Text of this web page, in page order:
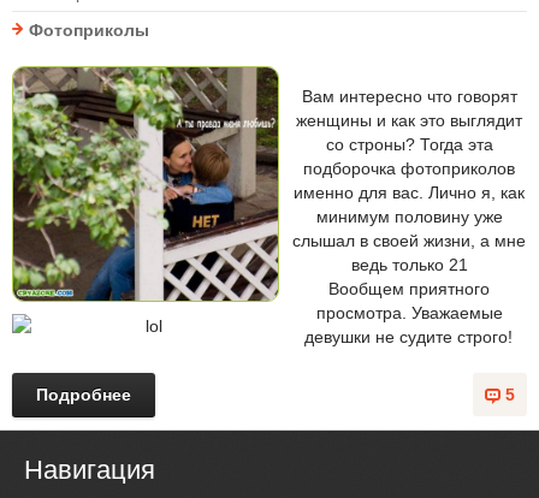
Фотоприколы
Вам интересно что говорят
женщины и как это выглядит
со строны? Тогда эта
подборочка фотоприколов
именно для вас. Лично я, как
минимум половину уже
слышал в своей жизни, а мне
ведь только 21
Вообщем приятного
просмотра. Уважаемые
девушки не судите строго!
5
Подробнее
Навигация